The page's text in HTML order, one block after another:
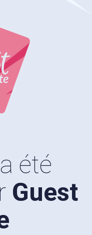
été
Guest